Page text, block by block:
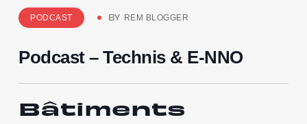
PODCAST BY REM BLOGGER
Podcast – Technis & E-NNO
Bâtiments